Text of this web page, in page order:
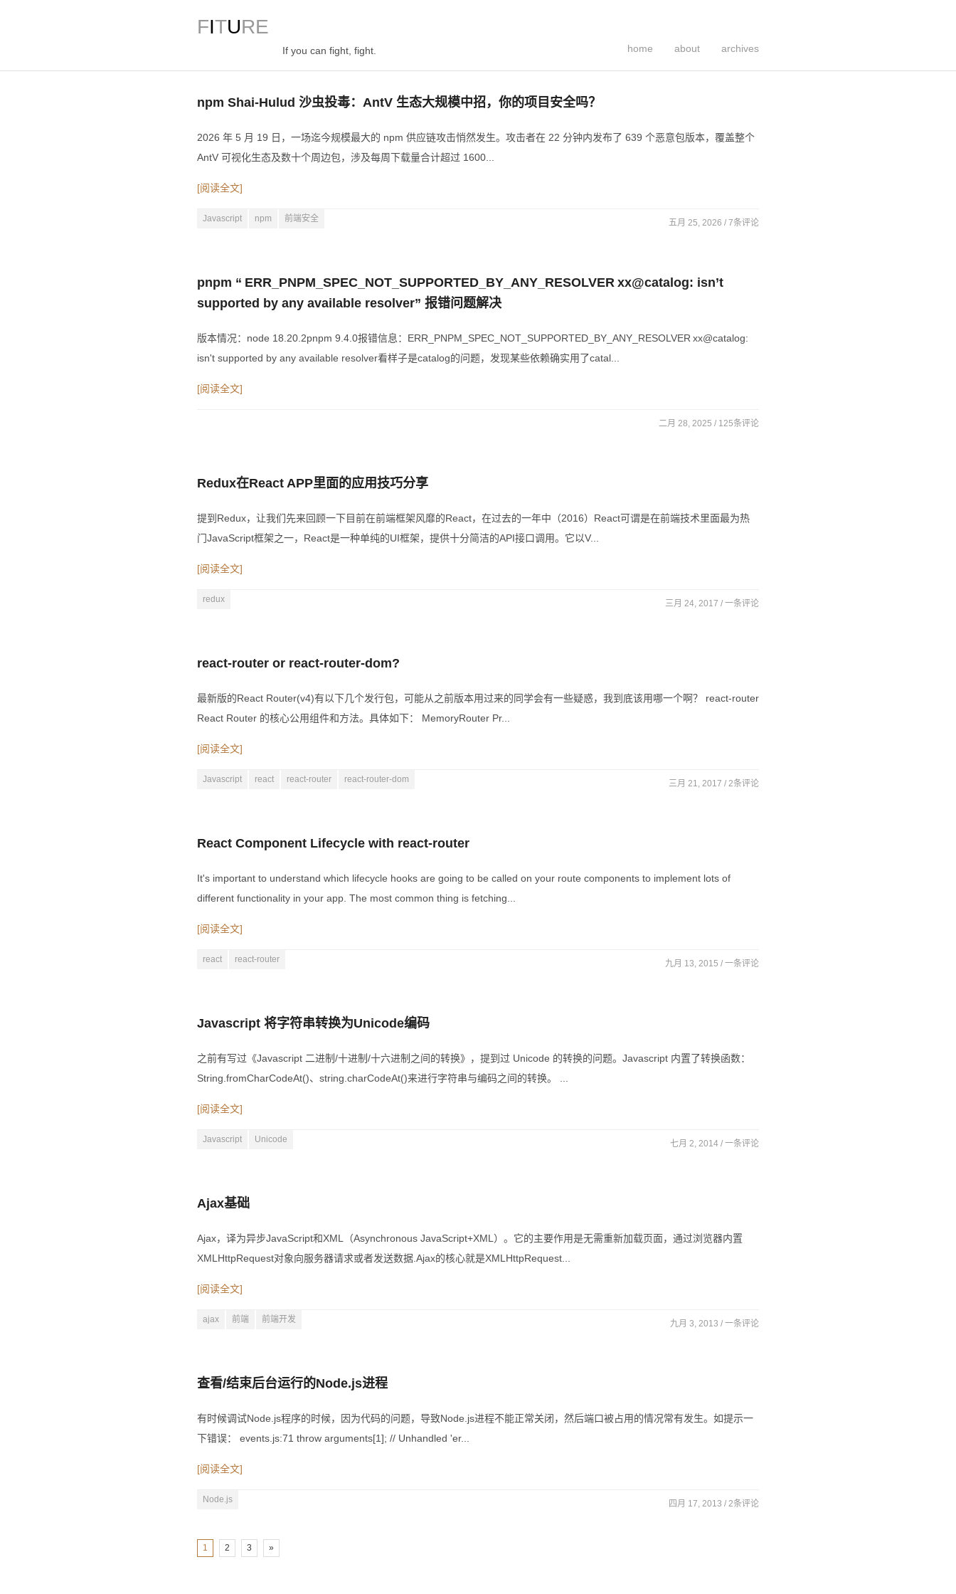
FITURE
If you can fight, fight. home about archives
npm Shai-Hulud 沙虫投毒：AntV 生态大规模中招，你的项目安全吗？
2026 年 5 月 19 日，一场迄今规模最大的 npm 供应链攻击悄然发生。攻击者在 22 分钟内发布了 639 个恶意包版本，覆盖整个
AntV 可视化生态及数十个周边包，涉及每周下载量合计超过 1600...
[阅读全文]
Javascript npm 前端安全 五月 25, 2026 / 7条评论
pnpm “ ERR_PNPM_SPEC_NOT_SUPPORTED_BY_ANY_RESOLVER xx@catalog: isn’t
supported by any available resolver” 报错问题解决
版本情况：node 18.20.2pnpm 9.4.0报错信息：ERR_PNPM_SPEC_NOT_SUPPORTED_BY_ANY_RESOLVER xx@catalog:
isn't supported by any available resolver看样子是catalog的问题，发现某些依赖确实用了catal...
[阅读全文]
二月 28, 2025 / 125条评论
Redux在React APP里面的应用技巧分享
提到Redux，让我们先来回顾一下目前在前端框架风靡的React，在过去的一年中（2016）React可谓是在前端技术里面最为热
门JavaScript框架之一，React是一种单纯的UI框架，提供十分简洁的API接口调用。它以V...
[阅读全文]
redux 三月 24, 2017 / 一条评论
react-router or react-router-dom?
最新版的React Router(v4)有以下几个发行包，可能从之前版本用过来的同学会有一些疑惑，我到底该用哪一个啊？ react-router
React Router 的核心公用组件和方法。具体如下： MemoryRouter Pr...
[阅读全文]
Javascript react react-router react-router-dom 三月 21, 2017 / 2条评论
React Component Lifecycle with react-router
It's important to understand which lifecycle hooks are going to be called on your route components to implement lots of
different functionality in your app. The most common thing is fetching...
[阅读全文]
react react-router 九月 13, 2015 / 一条评论
Javascript 将字符串转换为Unicode编码
之前有写过《Javascript 二进制/十进制/十六进制之间的转换》，提到过 Unicode 的转换的问题。Javascript 内置了转换函数：
String.fromCharCodeAt()、string.charCodeAt()来进行字符串与编码之间的转换。 ...
[阅读全文]
Javascript Unicode 七月 2, 2014 / 一条评论
Ajax基础
Ajax，译为异步JavaScript和XML（Asynchronous JavaScript+XML）。它的主要作用是无需重新加载页面，通过浏览器内置
XMLHttpRequest对象向服务器请求或者发送数据.Ajax的核心就是XMLHttpRequest...
[阅读全文]
ajax 前端 前端开发 九月 3, 2013 / 一条评论
查看/结束后台运行的Node.js进程
有时候调试Node.js程序的时候，因为代码的问题，导致Node.js进程不能正常关闭，然后端口被占用的情况常有发生。如提示一
下错误： events.js:71 throw arguments[1]; // Unhandled 'er...
[阅读全文]
Node.js 四月 17, 2013 / 2条评论
1 2 3 »